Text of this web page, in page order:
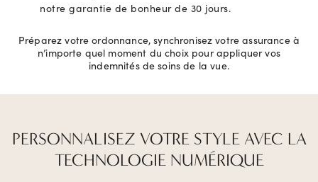
notre garantie de bonheur de 30 jours.
Préparez votre ordonnance, synchronisez votre assurance à
n’importe quel moment du choix pour appliquer vos
indemnités de soins de la vue.
PERSONNALISEZ VOTRE STYLE AVEC LA
TECHNOLOGIE NUMÉRIQUE